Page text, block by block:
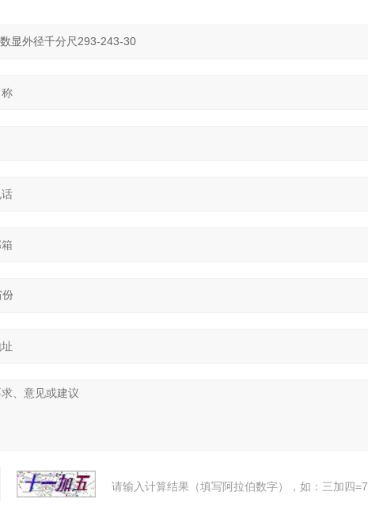
请输入计算结果（填写阿拉伯数字），如：三加四=7